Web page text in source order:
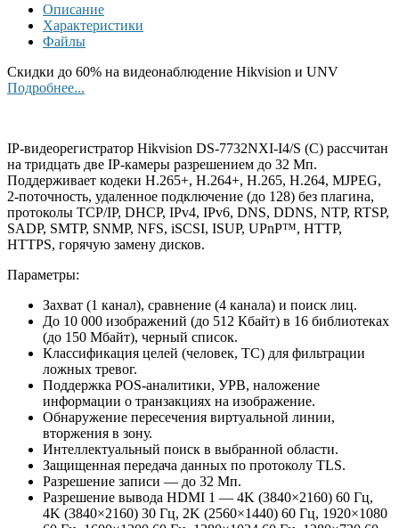
Описание
Характеристики
Файлы
Скидки до 60% на видеонаблюдение Hikvision и UNV
Подробнее...
IP-видеорегистратор Hikvision DS-7732NXI-I4/S (C) рассчитан
на тридцать две IP-камеры разрешением до 32 Мп.
Поддерживает кодеки H.265+, H.264+, H.265, H.264, MJPEG,
2-поточность, удаленное подключение (до 128) без плагина,
протоколы TCP/IP, DHCP, IPv4, IPv6, DNS, DDNS, NTP, RTSP,
SADP, SMTP, SNMP, NFS, iSCSI, ISUP, UPnP™, HTTP,
HTTPS, горячую замену дисков.
Параметры:
Захват (1 канал), сравнение (4 канала) и поиск лиц.
До 10 000 изображений (до 512 Кбайт) в 16 библиотеках
(до 150 Мбайт), черный список.
Классификация целей (человек, ТС) для фильтрации
ложных тревог.
Поддержка POS-аналитики, УРВ, наложение
информации о транзакциях на изображение.
Обнаружение пересечения виртуальной линии,
вторжения в зону.
Интеллектуальный поиск в выбранной области.
Защищенная передача данных по протоколу TLS.
Разрешение записи — до 32 Мп.
Разрешение вывода HDMI 1 — 4K (3840×2160) 60 Гц,
4K (3840×2160) 30 Гц, 2K (2560×1440) 60 Гц, 1920×1080